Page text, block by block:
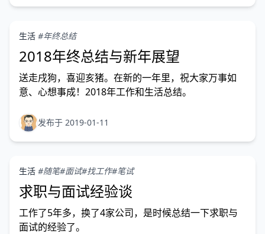
生活 #年终总结
2018年终总结与新年展望
送走戌狗，喜迎亥猪。在新的一年里，祝大家万事如
意、心想事成！2018年工作和生活总结。
发布于 2019-01-11
生活 #随笔#面试#找工作#笔试
求职与面试经验谈
工作了5年多，换了4家公司，是时候总结一下求职与
面试的经验了。